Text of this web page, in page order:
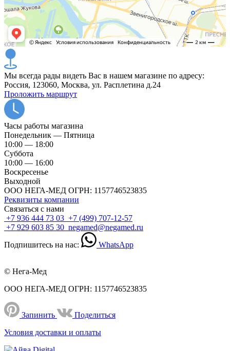
Мы всегда рады видеть Вас в нашем магазине по адресу:
Россия, 123060, Москва, ул. Расплетина д.24
Проложить маршрут
Часы работы магазина
Понедельник — Пятница
10:00 — 18:00
Суббота
10:00 — 16:00
Воскресенье
Выходной
ООО НЕГА-МЕД ОГРН: 1157746523835
Реквизиты компании
Связаться с нами
+7 936 444 73 03 +7 (499) 707-12-57
+7 929 603 85 30 negamed@negamed.ru
Подпишитесь на нас:
WhatsApp
© Нега-Мед
ООО НЕГА-МЕД ОГРН: 1157746523835
Запинить
Поделиться
Условия доставки и оплаты